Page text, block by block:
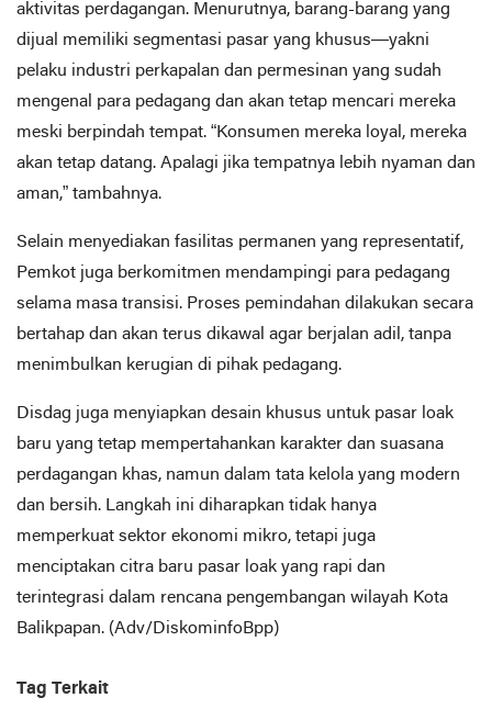
aktivitas perdagangan. Menurutnya, barang-barang yang
dijual memiliki segmentasi pasar yang khusus—yakni
pelaku industri perkapalan dan permesinan yang sudah
mengenal para pedagang dan akan tetap mencari mereka
meski berpindah tempat. “Konsumen mereka loyal, mereka
akan tetap datang. Apalagi jika tempatnya lebih nyaman dan
aman,” tambahnya.
Selain menyediakan fasilitas permanen yang representatif,
Pemkot juga berkomitmen mendampingi para pedagang
selama masa transisi. Proses pemindahan dilakukan secara
bertahap dan akan terus dikawal agar berjalan adil, tanpa
menimbulkan kerugian di pihak pedagang.
Disdag juga menyiapkan desain khusus untuk pasar loak
baru yang tetap mempertahankan karakter dan suasana
perdagangan khas, namun dalam tata kelola yang modern
dan bersih. Langkah ini diharapkan tidak hanya
memperkuat sektor ekonomi mikro, tetapi juga
menciptakan citra baru pasar loak yang rapi dan
terintegrasi dalam rencana pengembangan wilayah Kota
Balikpapan. (Adv/DiskominfoBpp)
Tag Terkait